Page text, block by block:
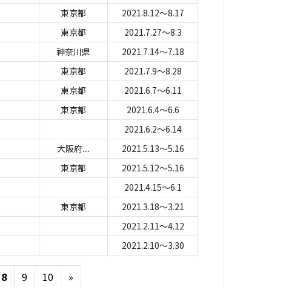
東京都
2021.8.12～8.17
東京都
2021.7.27～8.3
神奈川県
2021.7.14～7.18
東京都
2021.7.9～8.28
東京都
2021.6.7～6.11
東京都
2021.6.4～6.6
2021.6.2～6.14
大阪府...
2021.5.13～5.16
東京都
2021.5.12～5.16
2021.4.15～6.1
東京都
2021.3.18～3.21
2021.2.11～4.12
2021.2.10～3.30
8 9 10 »